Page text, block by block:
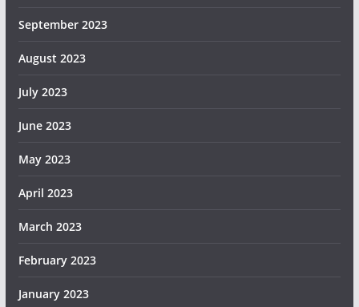
September 2023
August 2023
July 2023
June 2023
May 2023
April 2023
March 2023
February 2023
January 2023